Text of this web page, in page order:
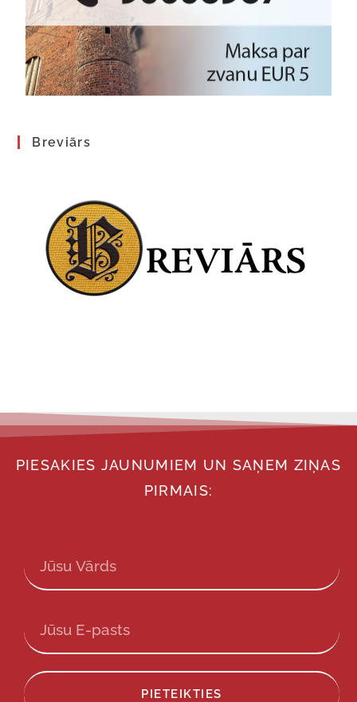
Breviārs
PIESAKIES JAUNUMIEM UN SAŅEM ZIŅAS
PIRMAIS:
PIETEIKTIES